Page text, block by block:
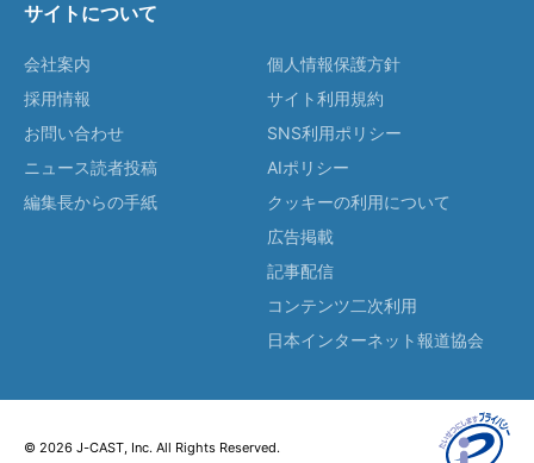
サイトについて
会社案内
採用情報
お問い合わせ
ニュース読者投稿
編集長からの手紙
個人情報保護方針
サイト利用規約
SNS利用ポリシー
AIポリシー
クッキーの利用について
広告掲載
記事配信
コンテンツ二次利用
日本インターネット報道協会
© 2026 J-CAST, Inc. All Rights Reserved.